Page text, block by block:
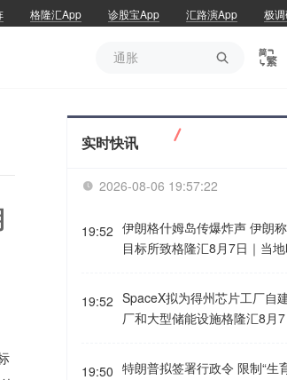
格隆汇App 诊股宝App 汇路演App 极

通胀
实时快讯
 2026-08-06 19:57:22
19:52 伊朗格什姆岛传爆炸声 伊朗
目标所致格隆汇8月7日｜当
声。伊朗方面称，爆炸声系在
峡入口附近打击敌方目标所致
的成果将在未来几小时内向公
19:52 SpaceX拟为得州芯片工厂自
厂和大型储能设施格隆汇8月
萨斯州开发的大型半导体制造
19:50 特朗普拟签署行政令 限制“生